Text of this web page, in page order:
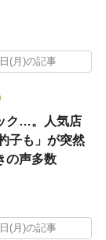
(月)の記事
ク…。人気店
子も」が突然
の声多数
(月)の記事